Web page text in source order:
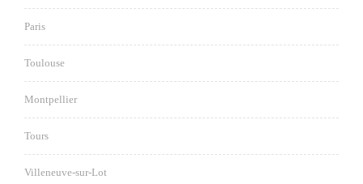
Paris
Toulouse
Montpellier
Tours
Villeneuve-sur-Lot